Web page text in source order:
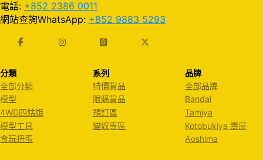
電話: +852 2386 0011
網站查詢WhatsApp: +852 9883 5293
分類
全部分類
模型
4WD四姑姐
模型工具
食玩扭蛋
系列
特價貨品
限購貨品
預訂區
貓奴專區
品牌
全部品牌
Bandai
Tamiya
Kotobukiya 壽屋
Aoshima